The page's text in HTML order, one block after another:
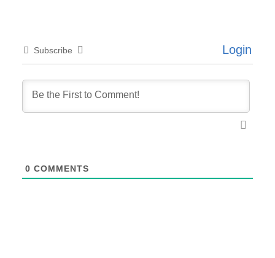
Subscribe Login
0 COMMENTS